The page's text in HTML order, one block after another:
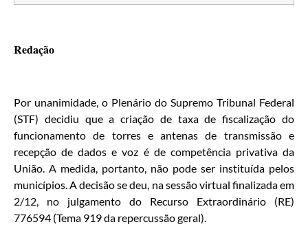
Redação
Por unanimidade, o Plenário do Supremo Tribunal Federal
(STF) decidiu que a criação de taxa de fiscalização do
funcionamento de torres e antenas de transmissão e
recepção de dados e voz é de competência privativa da
União. A medida, portanto, não pode ser instituída pelos
municípios. A decisão se deu, na sessão virtual finalizada em
2/12, no julgamento do Recurso Extraordinário (RE)
776594 (Tema 919 da repercussão geral).